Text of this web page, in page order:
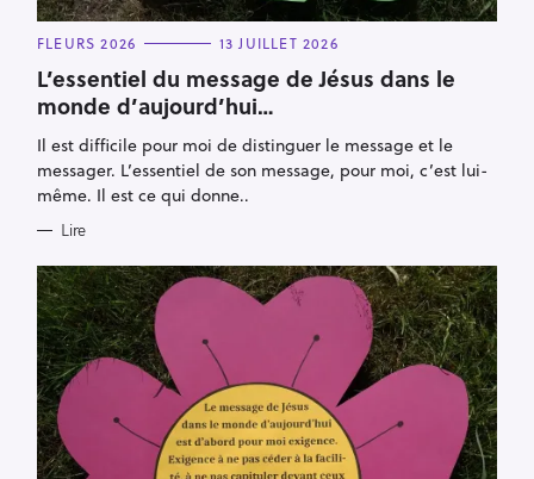
C
T
E
G
O
R
I
E
S
FLEURS 2026 13 JUILLET 2026
L’essentiel du message de Jésus dans le
monde d’aujourd’hui…
Il est difficile pour moi de distinguer le message et le
messager. L’essentiel de son message, pour moi, c’est lui-
même. Il est ce qui donne..
Lire